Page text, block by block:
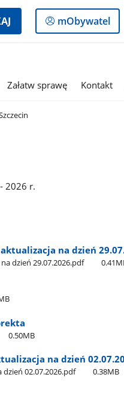
Logowanie
do
mObywatel
Załatw sprawę Kontakt
2026 r.
na dzień
dzień 29.07.2026.pdf
0.50MB
na dzień
02.07.2026.pdf 0.38MB